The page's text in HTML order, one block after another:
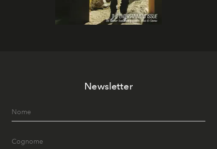
Newsletter